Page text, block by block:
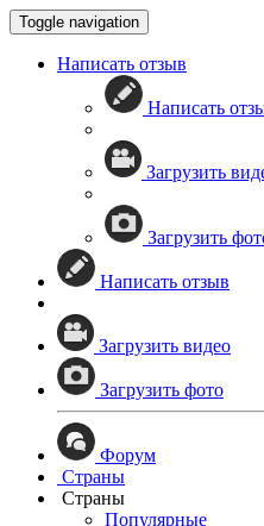
Toggle navigation
Написать отзыв
Написать
Загрузить
Загрузить
Написать отзыв
Загрузить видео
Загрузить фото
Форум
Страны
Страны
Популярные